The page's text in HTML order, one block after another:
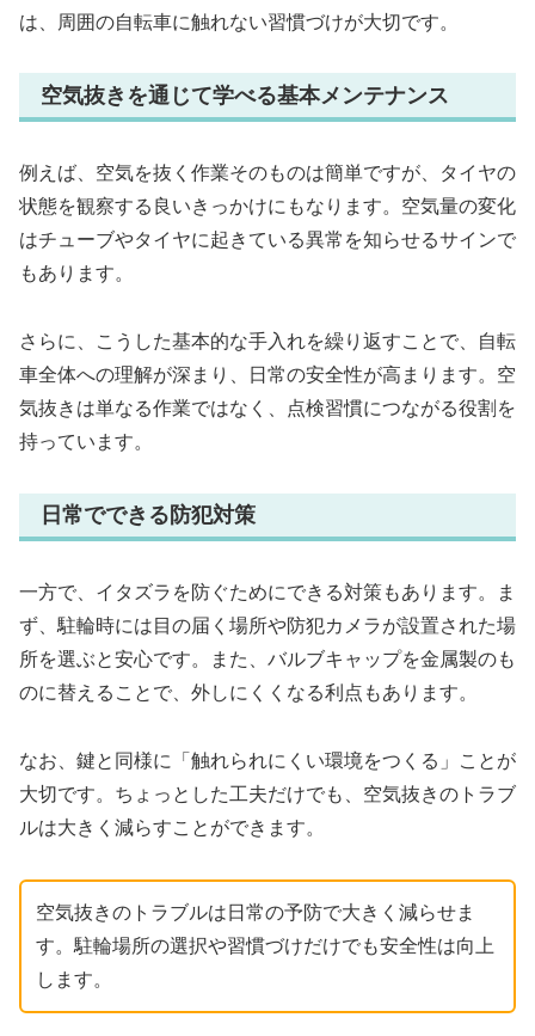
は、周囲の自転車に触れない習慣づけが大切です。
空気抜きを通じて学べる基本メンテナンス
例えば、空気を抜く作業そのものは簡単ですが、タイヤの
状態を観察する良いきっかけにもなります。空気量の変化
はチューブやタイヤに起きている異常を知らせるサインで
もあります。
さらに、こうした基本的な手入れを繰り返すことで、自転
車全体への理解が深まり、日常の安全性が高まります。空
気抜きは単なる作業ではなく、点検習慣につながる役割を
持っています。
日常でできる防犯対策
一方で、イタズラを防ぐためにできる対策もあります。ま
ず、駐輪時には目の届く場所や防犯カメラが設置された場
所を選ぶと安心です。また、バルブキャップを金属製のも
のに替えることで、外しにくくなる利点もあります。
なお、鍵と同様に「触れられにくい環境をつくる」ことが
大切です。ちょっとした工夫だけでも、空気抜きのトラブ
ルは大きく減らすことができます。
空気抜きのトラブルは日常の予防で大きく減らせま
す。駐輪場所の選択や習慣づけだけでも安全性は向上
します。